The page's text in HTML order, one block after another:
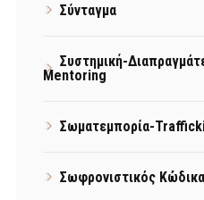
Σύνταγμα
Συστημική-
Mentoring
Σωματεμπορία-
Σωφρονιστικός